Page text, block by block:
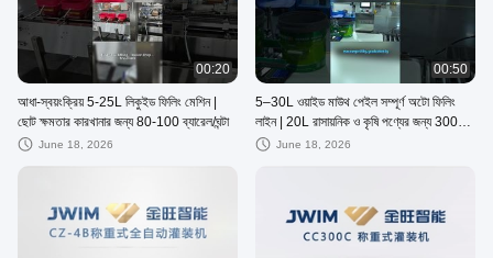
00:20
আধা-স্বয়ংক্রিয় 5-25L লিকুইড ফিলিং মেশিন |
ছোট ক্ষমতার কারখানার জন্য 80-100 ব্যারেল/ঘন্টা
June 18, 2026
00:50
5–30L ওয়াইড মাউথ পেইল সম্পূর্ণ অটো ফিলিং
লাইন | 20L রাসায়নিক ও কৃষি পণ্যের জন্য 300
ব্যারেল/ঘণ্টা
June 18, 2026